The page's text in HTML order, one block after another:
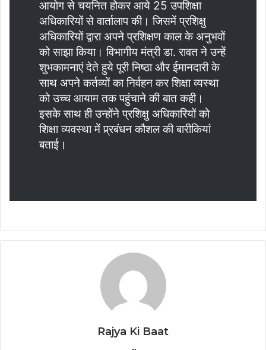
आयोग से चयनित होकर आये 25 उपशिक्षा
अधिकारियों से वार्तालाप की। जिसमें प्रशिक्षु
अधिकारियों द्वारा अपने प्रशिक्षण काल के अनुभवों
को साझा किया। विभागीय मंत्री डा. रावत ने उन्हें
शुभकामनाएं देते हुये पूरी निष्ठा और ईमानदारी के
साथ अपने कर्तव्यों का निर्वहन कर शिक्षा व्यस्था
को उच्च आयाम तक पहुंचाने की बात कही।
इसके साथ ही उन्होंने प्रशिक्षु अधिकारियों को
शिक्षा व्यवस्था में प्र्रबंधन कौशल की बारीकियां
बताई।
Rajya Ki Baat